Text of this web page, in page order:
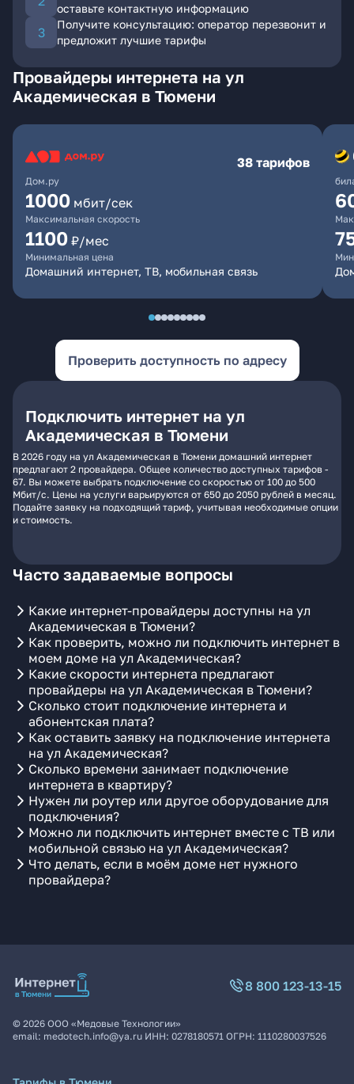
оставьте контактную информацию
Получите консультацию: оператор перезвонит и
предложит лучшие тарифы
Провайдеры интернета на ул
Академическая в Тюмени
Дом.ру
38 тарифов
1000 мбит/сек
Максимальная скорость
1100 ₽/мес
Минимальная цена
Домашний интернет, ТВ, мобильная связь
Проверить доступность по адресу
Подключить интернет на ул
Академическая в Тюмени
В 2026 году на ул Академическая в Тюмени домашний интернет
предлагают 2 провайдера. Общее количество доступных тарифов -
67. Вы можете выбрать подключение со скоростью от 100 до 500
Мбит/с. Цены на услуги варьируются от 650 до 2050 рублей в месяц.
Подайте заявку на подходящий тариф, учитывая необходимые опции
и стоимость.
Часто задаваемые вопросы
Какие интернет-провайдеры доступны на ул
Академическая в Тюмени?
Как проверить, можно ли подключить интернет в
моем доме на ул Академическая?
Какие скорости интернета предлагают
провайдеры на ул Академическая в Тюмени?
Сколько стоит подключение интернета и
абонентская плата?
Как оставить заявку на подключение интернета
на ул Академическая?
Сколько времени занимает подключение
интернета в квартиру?
Нужен ли роутер или другое оборудование для
подключения?
Можно ли подключить интернет вместе с ТВ или
мобильной связью на ул Академическая?
Что делать, если в моём доме нет нужного
провайдера?
8 800 123-13-15
© 2026 ООО «Медовые Технологии»
email: medotech.info@ya.ru ИНН: 0278180571 ОГРН: 1110280037526